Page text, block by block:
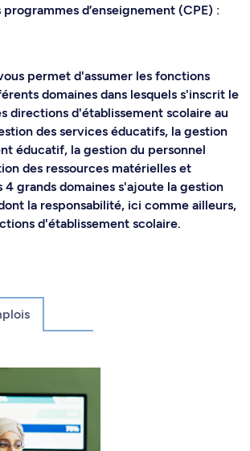
d’enseignement (CPE) :
permet d'assumer les fonctions
domaines dans lesquels s'inscrit le
directions d'établissement scolaire au
des services éducatifs, la gestion
éducatif, la gestion du personnel
des ressources matérielles et
4 grands domaines s'ajoute la gestion
la responsabilité, ici comme ailleurs,
d'établissement scolaire.